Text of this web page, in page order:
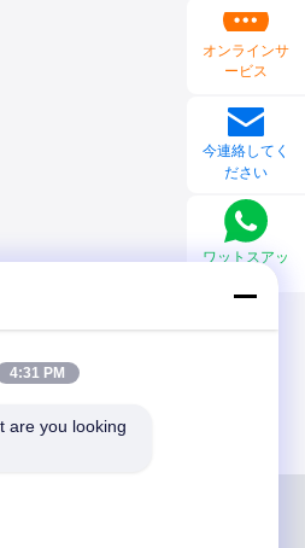
オンラインサ
ービス
今連絡してく
ださい
ワットスアッ
4:31 PM
are you looking